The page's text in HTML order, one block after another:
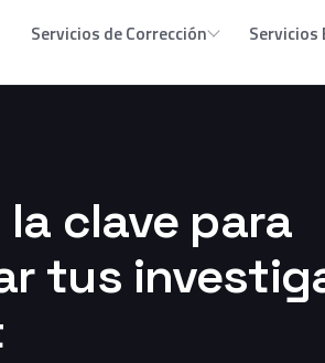
Servicios de Corrección Servicios
clave para
tus